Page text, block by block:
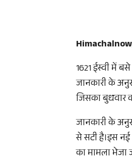
1621 ईस्वी में
जानकारी के
जिसका बुधवार
जानकारी के
से सटी है।इस
का मामला